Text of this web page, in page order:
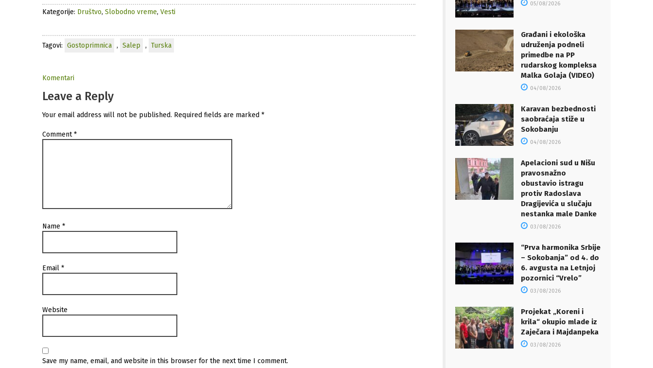
Kategorije: Društvo, Slobodno vreme, Vesti
Tagovi: Gostoprimnica , Salep , Turska
Komentari
Leave a Reply
Your email address will not be published. Required fields are marked *
Comment*
Name *
Email *
Website
Save my name, email, and website in this browser for the next time I comment.
05/08/2026
Građani i ekološka
udruženja podneli
primedbe na PP
rudarskog kompleksa
Malka Golaja (VIDEO)
04/08/2026
Karavan bezbednosti
saobraćaja stiže u
Sokobanju
04/08/2026
Apelacioni sud u Nišu
pravosnažno
obustavio istragu
protiv Radoslava
Dragijevića u slučaju
nestanka male Danke
03/08/2026
“Prva harmonika Srbije
– Sokobanja” od 4. do
6. avgusta na Letnjoj
pozornici “Vrelo”
03/08/2026
Projekat „Koreni i
krila“ okupio mlade iz
Zaječara i Majdanpeka
03/08/2026